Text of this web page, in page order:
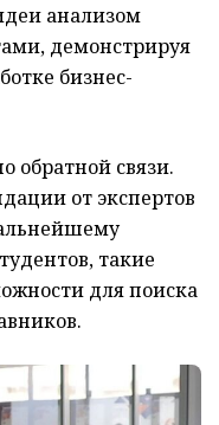
анализом
демонстрируя
бизнес-
обратной связи.
от экспертов
такие
для поиска